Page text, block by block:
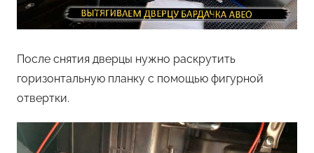
После снятия дверцы нужно раскрутить
горизонтальную планку с помощью фигурной
отвертки.